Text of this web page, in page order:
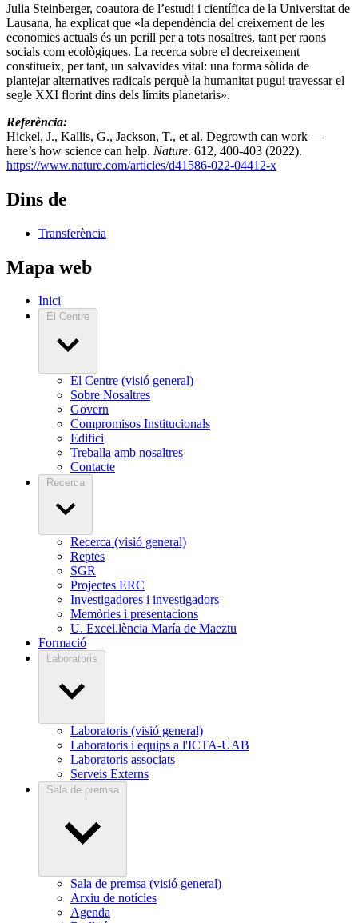
Julia Steinberger, coautora de l’estudi i científica de la Universitat de
Lausana, ha explicat que «la dependència del creixement de les
economies actuals és un perill per a tots nosaltres, tant per raons
socials com ecològiques. La recerca sobre el decreixement
constitueix, per tant, un salvavides vital: una forma sòlida de
plantejar alternatives radicals perquè la humanitat pugui travessar el
segle XXI florint dins dels límits planetaris».
Referència:
Hickel, J., Kallis, G., Jackson, T., et al. Degrowth can work —
here’s how science can help. Nature. 612, 400-403 (2022).
https://www.nature.com/articles/d41586-022-04412-x
Dins de
Transferència
Mapa web
Inici
El Centre
El Centre (visió general)
Sobre Nosaltres
Govern
Compromisos Institucionals
Edifici
Treballa amb nosaltres
Contacte
Recerca
Recerca (visió general)
Reptes
SGR
Projectes ERC
Investigadores i investigadors
Memòries i presentacions
U. Excel.lència María de Maeztu
Formació
Laboratoris
Laboratoris (visió general)
Laboratoris i equips a l'ICTA-UAB
Laboratoris associats
Serveis Externs
Sala de premsa
Sala de premsa (visió general)
Arxiu de notícies
Agenda